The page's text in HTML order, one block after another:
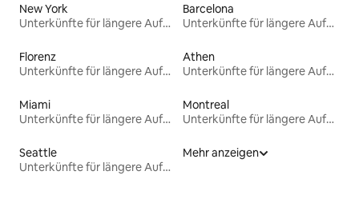
New York
Unterkünfte für längere Aufenthalte
Barcelona
Unterkünfte für längere Aufenthalte
Florenz
Unterkünfte für längere Aufenthalte
Athen
Unterkünfte für längere Aufenthalte
Miami
Unterkünfte für längere Aufenthalte
Montreal
Unterkünfte für längere Aufenthalte
Seattle
Unterkünfte für längere Aufenthalte
Mehr anzeigen